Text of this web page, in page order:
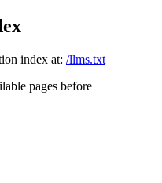
index at: /llms.txt
pages before